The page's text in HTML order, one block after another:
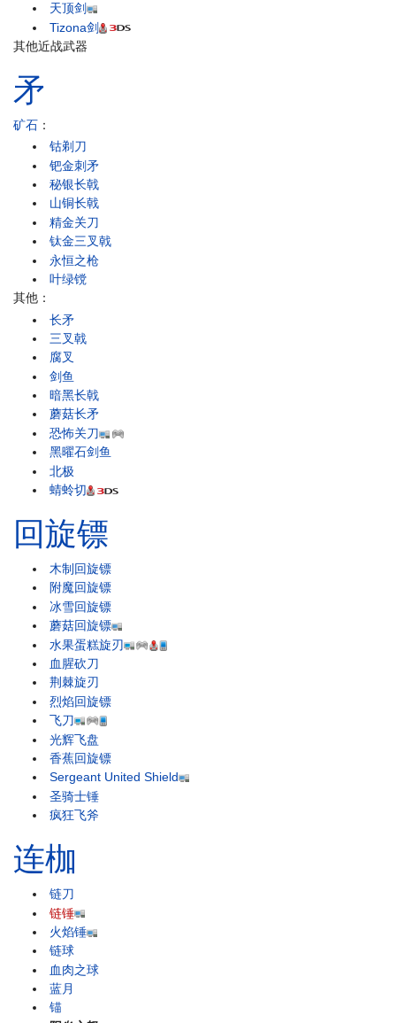
天顶剑
Tizona剑
其他近战武器
矛
矿石 ：
钴剃刀
钯金刺矛
秘银长戟
山铜长戟
精金关刀
钛金三叉戟
永恒之枪
叶绿镋
其他：
长矛
三叉戟
腐叉
剑鱼
暗黑长戟
蘑菇长矛
恐怖关刀
黑曜石剑鱼
北极
蜻蛉切
回旋镖
木制回旋镖
附魔回旋镖
冰雪回旋镖
蘑菇回旋镖
水果蛋糕旋刃
血腥砍刀
荆棘旋刃
烈焰回旋镖
飞刀
光辉飞盘
香蕉回旋镖
Sergeant United Shield
圣骑士锤
疯狂飞斧
连枷
链刀
链锤
火焰锤
链球
血肉之球
蓝月
锚